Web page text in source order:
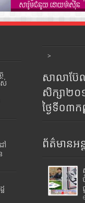
ស់
ៅ
>
សាលាប៊ែ
សិក្សា២
ថ្ងៃទី០៣
ព័ត៌មានអន្